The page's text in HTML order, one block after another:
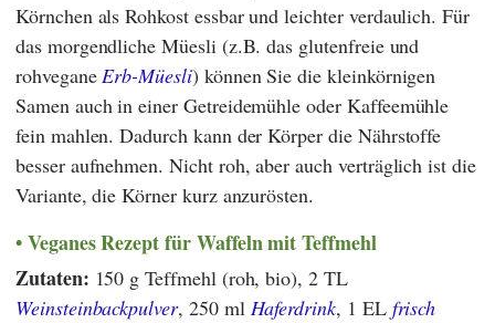
Körnchen als Rohkost essbar und leichter verdaulich. Für
das morgendliche Müesli (z.B. das glutenfreie und
rohveganeErb-Müesli) können Sie die kleinkörnigen
Samen auch in einer Getreidemühle oder Kaffeemühle
fein mahlen. Dadurch kann der Körper die Nährstoffe
besser aufnehmen. Nicht roh, aber auch verträglich ist die
Variante, die Körner kurz anzurösten.
Veganes Rezept für Waffeln mit Teffmehl
Zutaten: 150 g Teffmehl (roh, bio), 2 TL
Weinsteinbackpulver, 250 ml Haferdrink, 1 EL frisch